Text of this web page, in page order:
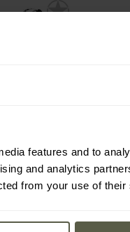
features and to
and analytics
from your use of
Expert
- Blue